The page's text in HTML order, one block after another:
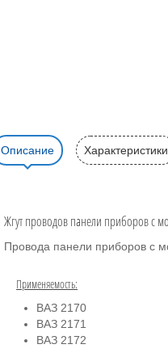
Описание Характеристики
Жгут проводов панели приборов с
Провода панели приборов с
Применяемость:
ВАЗ 2170
ВАЗ 2171
ВАЗ 2172